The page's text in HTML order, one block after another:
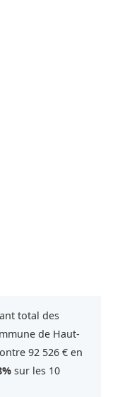
total des
de Haut-
92 526 € en
sur les 10